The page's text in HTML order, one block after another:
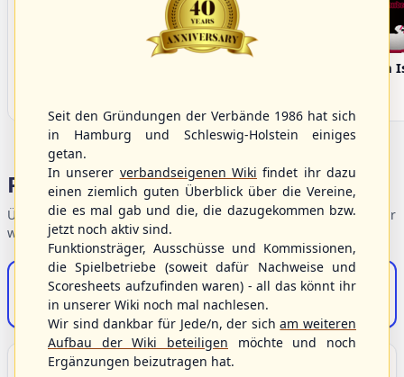
Fehmarn
Portalbereiche
Übersicht der Verbandsbereiche – wählen Sie einen Einstieg für
weiterführende Informationen.
S/HBV-Shop
Der Onlineshop des S/HBV
Unser Sport
Seit den Gründungen der Verbände 1986 hat sich
in Hamburg und Schleswig-Holstein einiges
getan.
In unserer verbandseigenen Wiki findet ihr dazu
einen ziemlich guten Überblick über die Vereine,
die es mal gab und die, die dazugekommen bzw.
jetzt noch aktiv sind.
Funktionsträger, Ausschüsse und Kommissionen,
die Spielbetriebe (soweit dafür Nachweise und
Scoresheets aufzufinden waren) - all das könnt ihr
in unserer Wiki noch mal nachlesen.
Wir sind dankbar für Jede/n, der sicham weiteren
Aufbau der Wiki beteiligen möchte und noch
Ergänzungen beizutragen hat.